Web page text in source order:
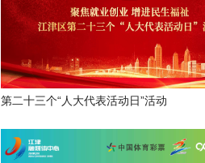
第二十三个“人大代表活动日”活动